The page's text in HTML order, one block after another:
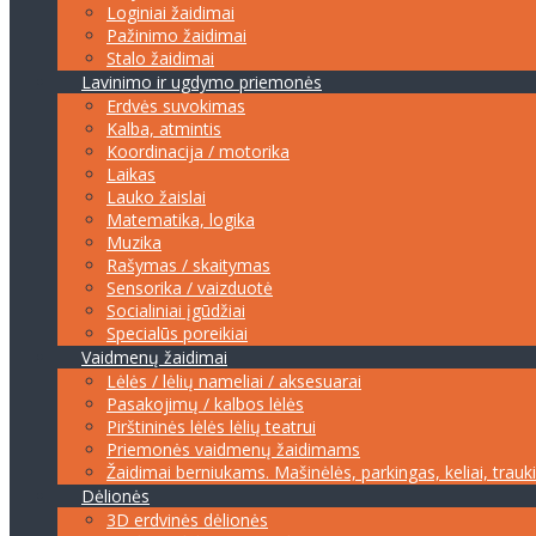
Loginiai žaidimai
Pažinimo žaidimai
Stalo žaidimai
Lavinimo ir ugdymo priemonės
Erdvės suvokimas
Kalba, atmintis
Koordinacija / motorika
Laikas
Lauko žaislai
Matematika, logika
Muzika
Rašymas / skaitymas
Sensorika / vaizduotė
Socialiniai įgūdžiai
Specialūs poreikiai
Vaidmenų žaidimai
Lėlės / lėlių nameliai / aksesuarai
Pasakojimų / kalbos lėlės
Pirštininės lėlės lėlių teatrui
Priemonės vaidmenų žaidimams
Žaidimai berniukams. Mašinėlės, parkingas, keliai,
Dėlionės
3D erdvinės dėlionės